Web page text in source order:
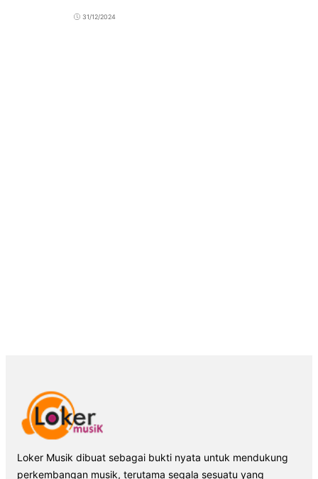
31/12/2024
Loker Musik dibuat sebagai bukti nyata untuk mendukung
perkembangan musik, terutama segala sesuatu yang